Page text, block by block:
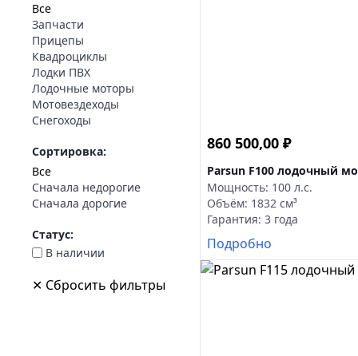
Все
Запчасти
Прицепы
Квадроциклы
Лодки ПВХ
Лодочные моторы
Мотовездеходы
Снегоходы
Сортировка:
Все
Сначала недорогие
Сначала дорогие
Статус:
В наличии
✕ Сбросить фильтры
860 500,00 ₽
Parsun F100 лодочный
Мощность: 100 л.с.
Объём: 1832 см³
Гарантия: 3 года
Подробно